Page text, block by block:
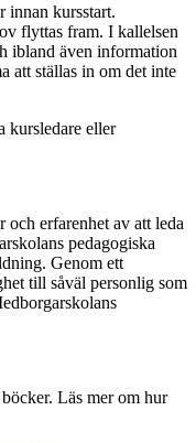
innan kursstart.
flyttas fram. I kallelsen
ibland även information
att ställas in om det inte
kursledare eller
och erfarenhet av att leda
pedagogiska
Genom ett
till såväl personlig som
Läs mer om hur